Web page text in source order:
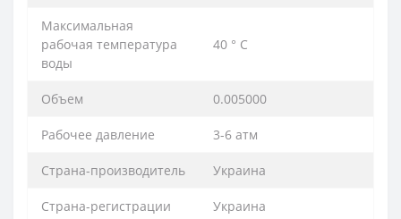
Максимальная
рабочая температура
воды
40 ° С
Объем 0.005000
Рабочее давление 3-6 атм
Страна-производитель Украина
Страна-регистрации Украина